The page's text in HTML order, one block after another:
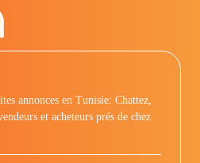
annonces en Tunisie: Chattez,
et acheteurs prés de chez